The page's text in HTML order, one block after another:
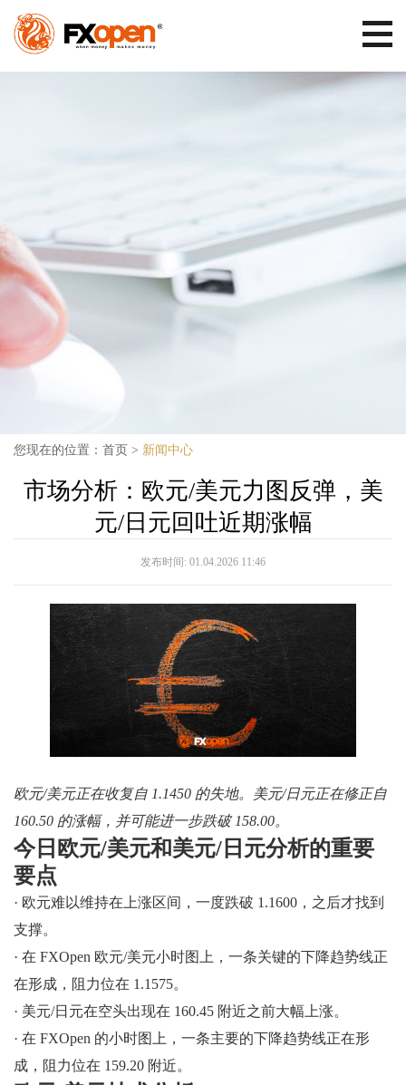
您现在的位置： 首页 > 新闻中心
市场分析：欧元/美元力图反弹，美
元/日元回吐近期涨幅
发布时间: 01.04.2026 11:46
欧元/美元正在收复自 1.1450 的失地。美元/日元正在修正自
160.50 的涨幅，并可能进一步跌破 158.00。
今日欧元/美元和美元/日元分析的重要
要点
· 欧元难以维持在上涨区间，一度跌破 1.1600，之后才找到
支撑。
· 在 FXOpen 欧元/美元小时图上，一条关键的下降趋势线正
在形成，阻力位在 1.1575。
· 美元/日元在空头出现在 160.45 附近之前大幅上涨。
· 在 FXOpen 的小时图上，一条主要的下降趋势线正在形
成，阻力位在 159.20 附近。